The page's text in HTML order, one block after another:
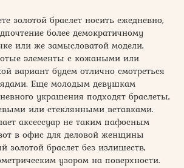
золотой браслет носить ежедневно,
более демократичному
или же замысловатой модели,
элементы с кожаными или
вариант будем отлично смотреться
Еще молодым девушкам
украшения подходят браслеты,
или стеклянными вставками.
аксессуар не таким пафосным
в офис для деловой женщины
золотой браслет без излишеств,
узором на поверхности.